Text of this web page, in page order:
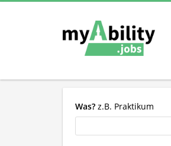
Was? z.B. Praktikum